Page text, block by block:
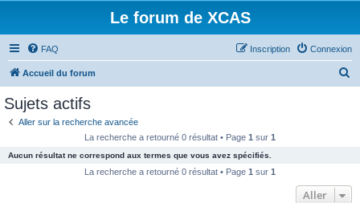
Le forum de XCAS
FAQ Connexion
Inscription
Accueil du forum
c
Sujets actifs
Aller sur la recherche avancée
La recherche a retourné 0 résultat • Page 1 sur 1
Aucun résultat ne correspond aux termes que vous avez spécifiés.
La recherche a retourné 0 résultat • Page 1 sur 1
Aller